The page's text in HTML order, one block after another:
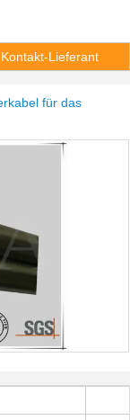
Kontakt-Lieferant
für das